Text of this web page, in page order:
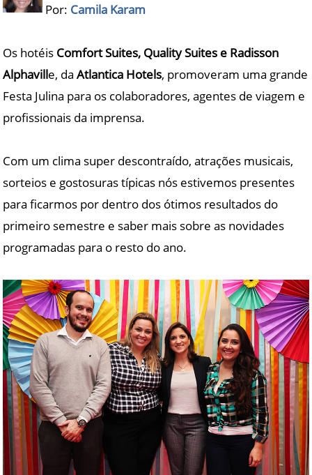
Por: Camila Karam
Os hotéis Comfort Suites, Quality Suites e Radisson
Alphaville, daAtlantica Hotels, promoveram uma grande
Festa Julina para os colaboradores, agentes de viagem e
profissionais da imprensa.
Com um clima super descontraído, atrações musicais,
sorteios e gostosuras típicas nós estivemos presentes
para ficarmos por dentro dos ótimos resultados do
primeiro semestre e saber mais sobre as novidades
programadas para o resto do ano.